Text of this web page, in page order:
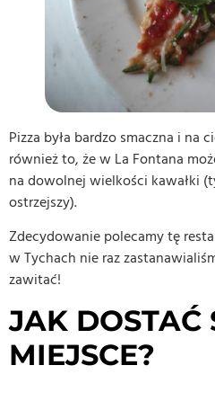
Pizza była bardzo smaczna i na
również to, że w La Fontana
na dowolnej wielkości kawałki
ostrzejszy).
Zdecydowanie polecamy tę
w Tychach nie raz
zawitać!
JAK DOSTAĆ
MIEJSCE?